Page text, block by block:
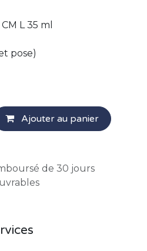
L 35 ml
pose)
Ajouter au panier
de 30 jours